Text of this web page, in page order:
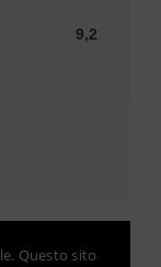
9,2
Questo sito